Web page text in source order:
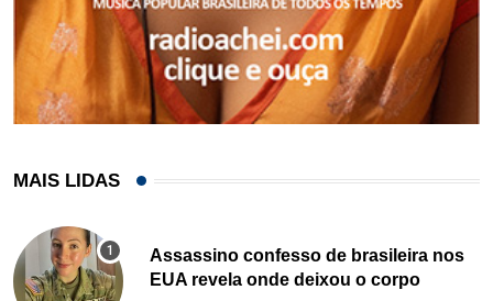
MAIS LIDAS
Assassino confesso de brasileira nos
EUA revela onde deixou o corpo